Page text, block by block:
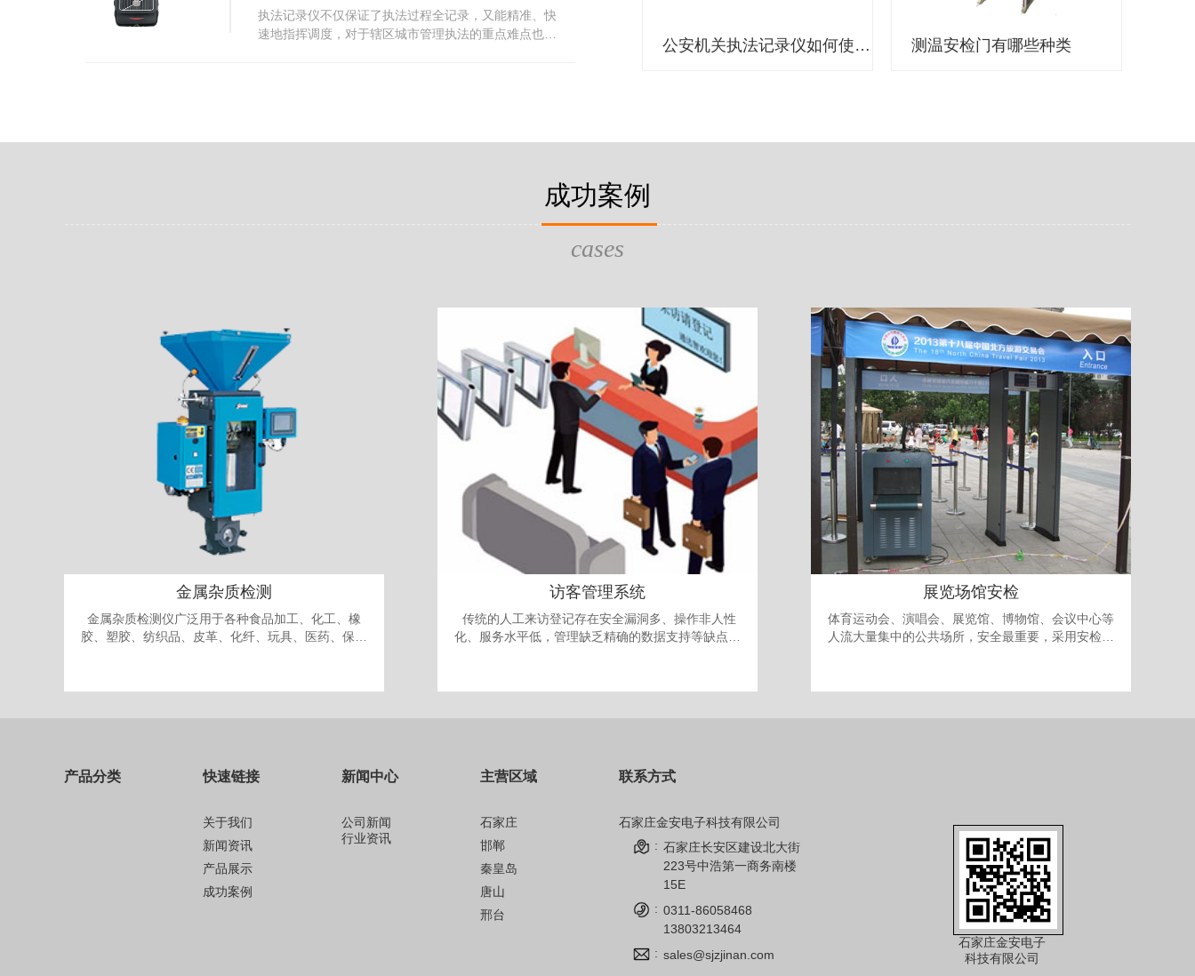
据，将统计结果以图表或者报表的形式呈现；设备设置
有用户操作权限管理，自动将用户警员编号与执法仪编
的担忧便得到有效的解决。每个采集工作站可支持多台
执法记录仪设备同时上传数据，队员当天使用当天上
充电、校校时，做执法记录仪的贴心小"保姆"。随着群
场资料，直戳了当的展示给行政相对人看，有效的减少
执法记录仪不仅保证了执法过程全记录，又能精准、快
速地指挥调度，对于辖区城市管理执法的重点难点也能
在平台的电子地图上显示出设备的具体位置，实时查看
能，在实战中发挥着重要的作用，能广泛应用于交警公
安执法、卫生监督、城管执法、海关执法、路政、质量
公安机关执法记录仪如何使用？ 测温安检门有哪些种类
成功案例
cases
金属杂质检测
金属杂质检测仪广泛用于各种食品加工、化工、橡
胶、塑胶、纺织品、皮革、化纤、玩具、医药、保健
访客管理系统
传统的人工来访登记存在安全漏洞多、操作非人性
化、服务水平低，管理缺乏精确的数据支持等缺点。
要求，进入单位进行作案。发案后追查却有可能发现
访客机管理系统，技术先进、操作简单、性能可靠，
构、公安、院校安全保卫管理的得力助手。
展览场馆安检
体育运动会、演唱会、展览馆、博物馆、会议中心等
人流大量集中的公共场所，安全最重要，采用安检门
时还需要考虑最多人流量的问题，以免人员过多发生
产品分类 快速链接
关于我们
新闻资讯
产品展示
成功案例
新闻中心
公司新闻
行业资讯
主营区域
石家庄
邯郸
秦皇岛
唐山
邢台
联系方式
石家庄金安电子科技有限公司
: 石家庄长安区建设北大街
223号中浩第一商务南楼
15E
: 0311-86058468
13803213464
: sales@sjzjinan.com
石家庄金安电子
科技有限公司